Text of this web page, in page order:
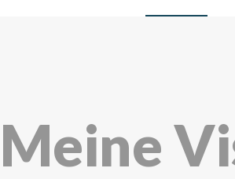
Meine